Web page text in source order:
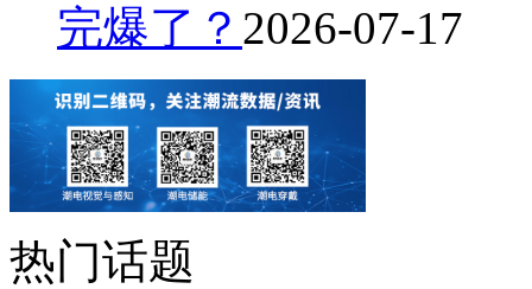
完爆了？ 2026-07-17
热门话题